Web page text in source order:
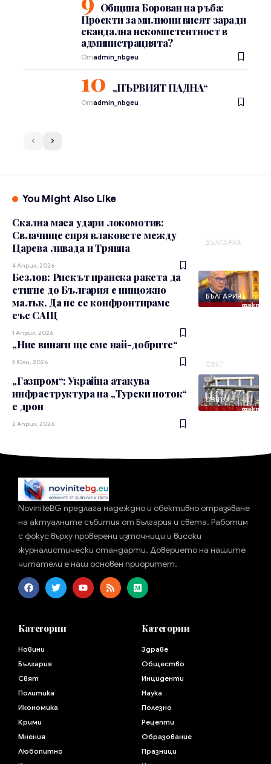
Община Борован на ръба:
Проекти за милиони висят заради
скандална некомпетентност в
администрацията?
Отadmin_nbgeu
„ПЪРВИЯТ ПАДНА“
Отadmin_nbgeu
You Might Also Like
БЪЛГАРИЯ
Скална маса удари локомотив:
Свлачище спря влаковете между
Царева ливада и Трявна
4 Април, 2026
БЪЛГАРИЯ
Безлов: Рискът иранска ракета да
стигне до България е нищожно
малък. Да не се конфронтираме
със САЩ
1 Април, 2026
СВЯТ
„Ние винаги ще сме най-добрите“
5 Юли, 2026
СВЯТ
„Газпром“: Украйна атакува
инфраструктура на „Турски поток“
с дрон
2 Април, 2026
NoviniteBG предлага надеждно и обективно отразяване
на актуалните събития от България и света. Работим
с фокус върху проверени източници и високи
журналистически стандарти. Доверието на нашите
читатели е наш основен приоритет.
Категории
Новини
България
Свят
Политика
Икономика
Крими
Мнения
Любопитно
Категории
Здраве
Общество
Инциденти
Наука
Полезно
Рецепти
Образование
Празници